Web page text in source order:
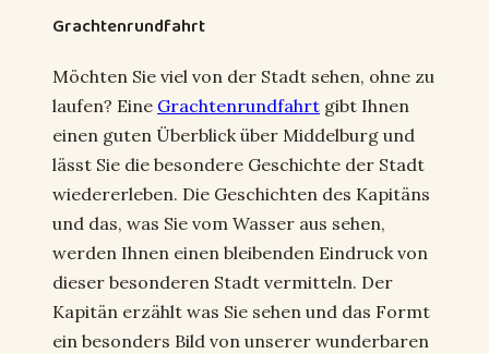
Grachtenrundfahrt
Möchten Sie viel von der Stadt sehen, ohne zu
laufen? Eine Grachtenrundfahrt gibt Ihnen
einen guten Überblick über Middelburg und
lässt Sie die besondere Geschichte der Stadt
wiedererleben. Die Geschichten des Kapitäns
und das, was Sie vom Wasser aus sehen,
werden Ihnen einen bleibenden Eindruck von
dieser besonderen Stadt vermitteln. Der
Kapitän erzählt was Sie sehen und das Formt
ein besonders Bild von unserer wunderbaren